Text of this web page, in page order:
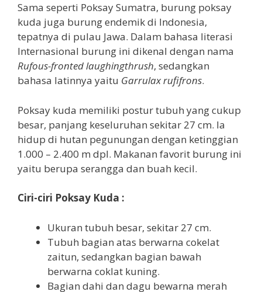
Sama seperti Poksay Sumatra, burung poksay
kuda juga burung endemik di Indonesia,
tepatnya di pulau Jawa. Dalam bahasa literasi
Internasional burung ini dikenal dengan nama
Rufous-fronted laughingthrush, sedangkan
bahasa latinnya yaitu Garrulax rufifrons.
Poksay kuda memiliki postur tubuh yang cukup
besar, panjang keseluruhan sekitar 27 cm. Ia
hidup di hutan pegunungan dengan ketinggian
1.000 – 2.400 m dpl. Makanan favorit burung ini
yaitu berupa serangga dan buah kecil.
Ciri-ciri Poksay Kuda :
Ukuran tubuh besar, sekitar 27 cm.
Tubuh bagian atas berwarna cokelat
zaitun, sedangkan bagian bawah
berwarna coklat kuning.
Bagian dahi dan dagu bewarna merah